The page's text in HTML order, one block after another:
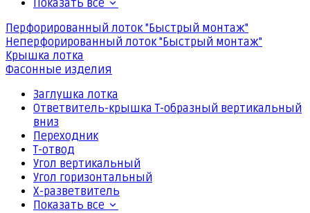
Показать все
Перфорированный лоток "Быстрый монтаж"
Неперфорированный лоток "Быстрый монтаж"
Крышка лотка
Фасонные изделия
Заглушка лотка
Ответвитель-крышка Т-образный вертикальный
вниз
Переходник
Т-отвод
Угол вертикальный
Угол горизонтальный
Х-разветвитель
Показать все